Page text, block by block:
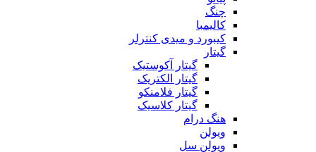
چنگ
کالیمبا
کیبورد و میدی کنترلر
گیتار
گیتار آکوستیک
گیتار الکتریک
گیتار فلامنکو
گیتار کلاسیک
هنگ درام
ویولن
ویولن سل